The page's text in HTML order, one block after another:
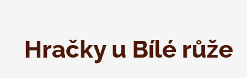
Hračky u Bílé růže